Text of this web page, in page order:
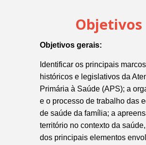
Objetivos
Objetivos gerais:
Identificar os principais marcos
históricos e legislativos da
Primária à Saúde (APS); a
e o processo de trabalho das
de saúde da família; a
território no contexto da
dos principais elementos